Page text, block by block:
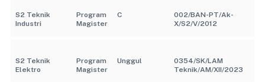
S2 Teknik
Industri
Program
Magister
C
002/BAN-PT/Ak-
X/S2/V/2012
S2 Teknik
Elektro
Program
Magister
Unggul
0354/SK/LAM
Teknik/AM/XII/2023